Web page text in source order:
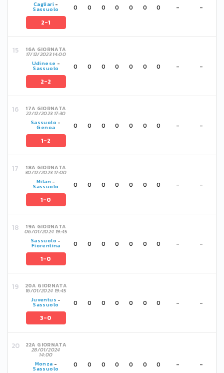
Cagliari-
Sassuolo
2-1
0 0 0 0 0 0 0 - -
16A GIORNATA
17/12/2023 14:00
Udinese -
Sassuolo
2-2
0 0 0 0 0 0 0 - -
17A GIORNATA
22/12/2023 17:30
Sassuolo -
Genoa
1-2
0 0 0 0 0 0 0 - -
18A GIORNATA
30/12/2023 17:00
Milan-
Sassuolo
1-0
0 0 0 0 0 0 0 - -
19A GIORNATA
06/01/2024 19:45
Sassuolo -
Fiorentina
1-0
0 0 0 0 0 0 0 - -
20A GIORNATA
16/01/2024 19:45
Juventus -
Sassuolo
3-0
0 0 0 0 0 0 0 - -
22A GIORNATA
28/01/2024
14:00
Monza -
Sassuolo 0 0 0 0 0 0 0 - -